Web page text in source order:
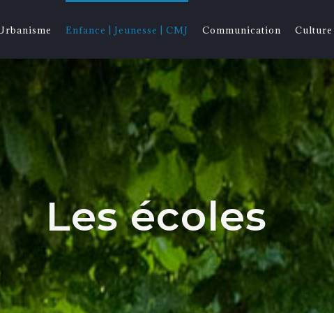
Enfance | Jeunesse | CMJ Communication Culture
Les écoles